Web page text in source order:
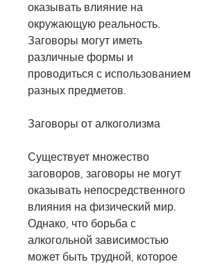
оказывать влияние на
окружающую реальность.
Заговоры могут иметь
различные формы и
проводиться с использованием
разных предметов.
Заговоры от алкоголизма
Существует множество
заговоров, заговоры не могут
оказывать непосредственного
влияния на физический мир.
Однако, что борьба с
алкогольной зависимостью
может быть трудной, которое